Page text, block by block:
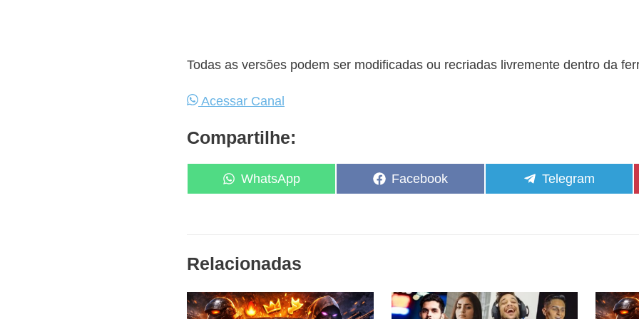
Todas as versões podem ser modificadas ou recriadas livremente dentro da
Acessar Canal
Compartilhe:
Share
on
WhatsApp
Share
on
Facebook
Share
on
Telegram
Relacionadas